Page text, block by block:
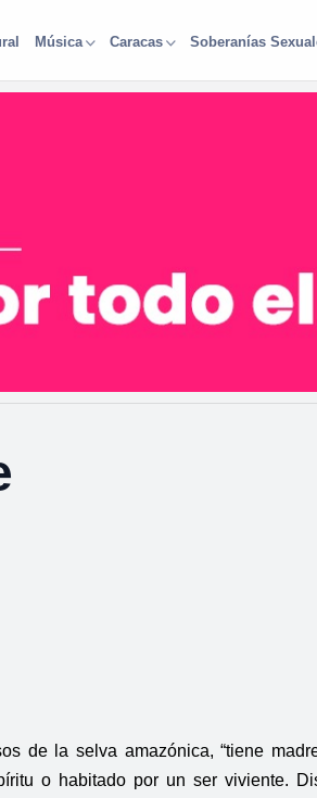
Música Caracas Soberanías
de la selva amazónica, “tiene
o habitado por un ser viviente.